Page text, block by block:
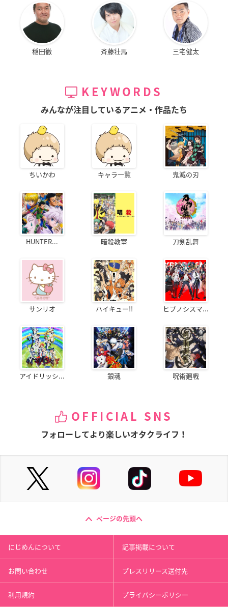
稲田徹 斉藤壮馬 三宅健太
KEYWORDS
みんなが注目しているアニメ・作品たち
ちいかわ キャラ一覧 鬼滅の刃
HUNTER... 暗殺教室 刀剣乱舞
サンリオ ハイキュー!! ヒプノシスマ...
アイドリッシ... 銀魂 呪術廻戦
OFFICIAL SNS
フォローしてより楽しいオタクライフ！
ページの先頭へ
にじめんについて 記事掲載について
お問い合わせ プレスリリース送付先
利用規約 プライバシーポリシー